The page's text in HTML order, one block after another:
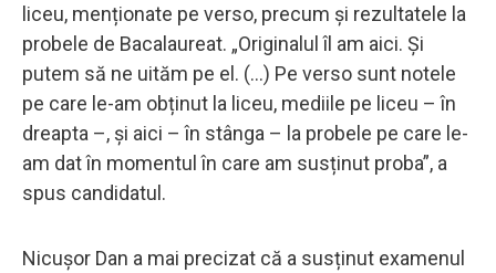
liceu, menționate pe verso, precum și rezultatele la
probele de Bacalaureat. „Originalul îl am aici. Și
putem să ne uităm pe el. (...) Pe verso sunt notele
pe care le-am obținut la liceu, mediile pe liceu – în
dreapta –, și aici – în stânga – la probele pe care le-
am dat în momentul în care am susținut proba”, a
spus candidatul.
Nicușor Dan a mai precizat că a susținut examenul